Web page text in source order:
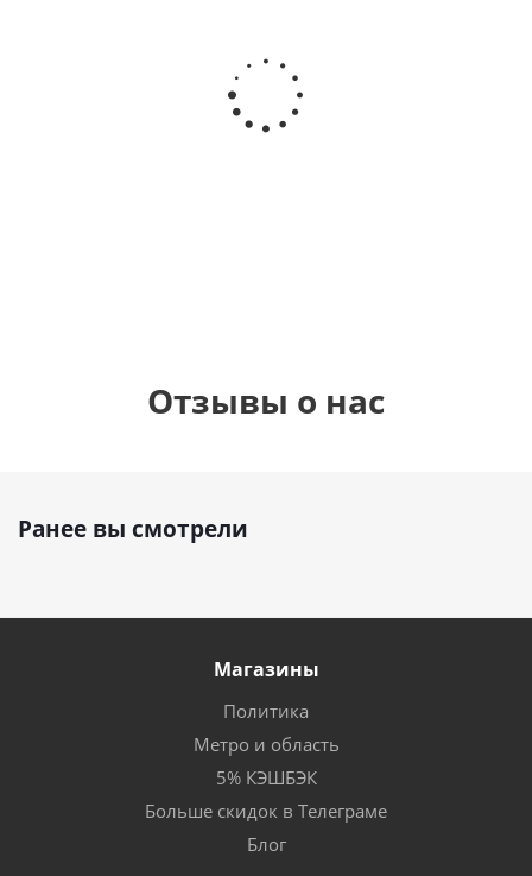
Шар с
днем
рождения,
с
Отзывы о нас
Ранее вы смотрели
Магазины
Политика
Метро и область
5% КЭШБЭК
Больше скидок в Телеграме
Блог